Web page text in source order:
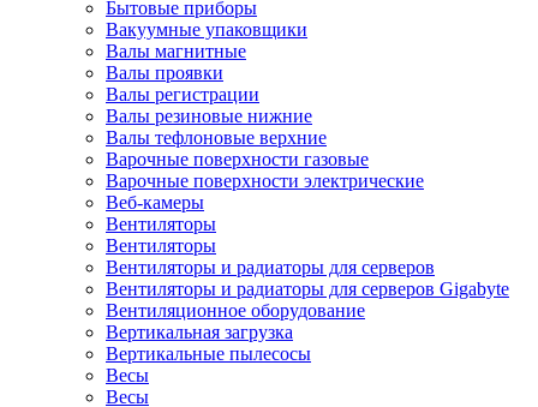
Бытовые приборы
Вакуумные упаковщики
Валы магнитные
Валы проявки
Валы регистрации
Валы резиновые нижние
Валы тефлоновые верхние
Варочные поверхности газовые
Варочные поверхности электрические
Веб-камеры
Вентиляторы
Вентиляторы
Вентиляторы и радиаторы для серверов
Вентиляторы и радиаторы для серверов Gigabyte
Вентиляционное оборудование
Вертикальная загрузка
Вертикальные пылесосы
Весы
Весы